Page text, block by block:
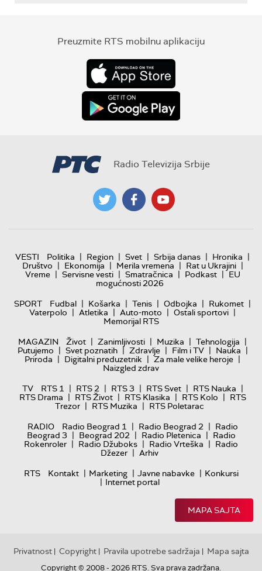
Preuzmite RTS mobilnu aplikaciju
Radio Televizija Srbije
VESTI Politika | Region | Svet | Srbija danas | Hronika |
Društvo | Ekonomija | Merila vremena | Rat u Ukrajini |
Vreme | Servisne vesti | Smatračnica | Podkast | EU
mogućnosti 2026
SPORT
Fudbal | Košarka | Tenis | Odbojka | Rukomet |
Vaterpolo | Atletika | Auto-moto | Ostali sportovi |
Memorijal RTS
MAGAZIN
Život | Zanimljivosti | Muzika | Tehnologija |
Putujemo | Svet poznatih | Zdravlje | Film i TV | Nauka |
Priroda | Digitalni preduzetnik | Za male velike heroje |
Naizgled zdrav
TV
RTS 1 | RTS 2 | RTS 3 | RTS Svet | RTS Nauka |
RTS Drama | RTS Život | RTS Klasika | RTS Kolo | RTS
Trezor | RTS Muzika | RTS Poletarac
RADIO
Radio Beograd 1 | Radio Beograd 2 | Radio
Beograd 3 | Beograd 202 | Radio Pletenica | Radio
Rokenroler | Radio Džuboks | Radio Vrteška | Radio
Džezer | Arhiv
RTS
Kontakt | Marketing | Javne nabavke | Konkursi
| Internet portal
MAPA SAJTA
Privatnost| Copyright| Pravila upotrebe sadržaja | Mapa sajta
Copyright © 2008 - 2026 RTS. Sva prava zadržana.